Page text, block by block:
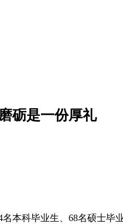
砺是一份厚礼
本科毕业生、68名硕士毕